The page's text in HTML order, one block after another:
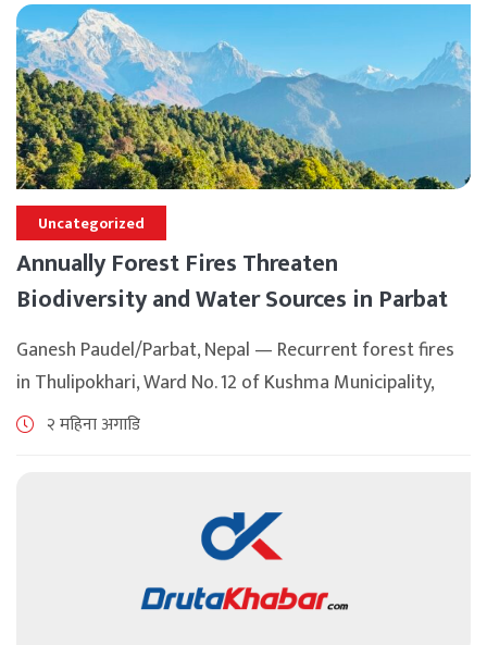
Uncategorized
Annually Forest Fires Threaten
Biodiversity and Water Sources in Parbat
Ganesh Paudel/Parbat, Nepal — Recurrent forest fires
in Thulipokhari, Ward No. 12 of Kushma Municipality,
Parbat District, have emerged as a serious threat to
२ महिना अगाडि